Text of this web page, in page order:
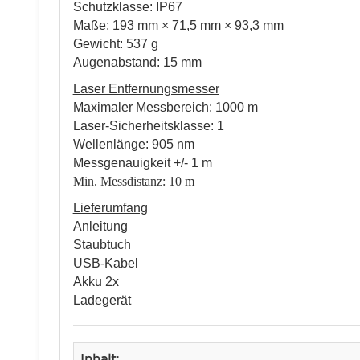
Schutzklasse: IP67
Maße: 193 mm × 71,5 mm × 93,3 mm
Gewicht: 537 g
Augenabstand: 15 mm
Laser Entfernungsmesser
Maximaler Messbereich: 1000 m
Laser-Sicherheitsklasse: 1
Wellenlänge: 905 nm
Messgenauigkeit +/- 1 m
Min. Messdistanz: 10 m
Lieferumfang
Anleitung
Staubtuch
USB-Kabel
Akku 2x
Ladegerät